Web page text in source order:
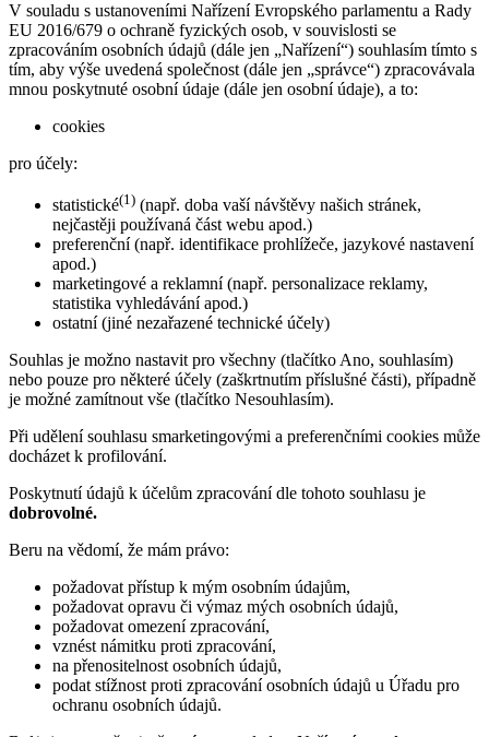
V souladu s ustanoveními Nařízení Evropského parlamentu a Rady
EU 2016/679 o ochraně fyzických osob, v souvislosti se
zpracováním osobních údajů (dále jen „Nařízení“) souhlasím tímto s
tím, aby výše uvedená společnost (dále jen „správce“) zpracovávala
mnou poskytnuté osobní údaje (dále jen osobní údaje), a to:
cookies
pro účely:
statistické(1) (např. doba vaší návštěvy našich stránek,
nejčastěji používaná část webu apod.)
preferenční (např. identifikace prohlížeče, jazykové nastavení
apod.)
marketingové a reklamní (např. personalizace reklamy,
statistika vyhledávání apod.)
ostatní (jiné nezařazené technické účely)
Souhlas je možno nastavit pro všechny (tlačítko Ano, souhlasím)
nebo pouze pro některé účely (zaškrtnutím příslušné části), případně
je možné zamítnout vše (tlačítko Nesouhlasím).
Při udělení souhlasu smarketingovými a preferenčními cookies může
docházet k profilování.
Poskytnutí údajů k účelům zpracování dle tohoto souhlasu je
dobrovolné.
Beru na vědomí, že mám právo:
požadovat přístup k mým osobním údajům,
požadovat opravu či výmaz mých osobních údajů,
požadovat omezení zpracování,
vznést námitku proti zpracování,
na přenositelnost osobních údajů,
podat stížnost proti zpracování osobních údajů u Úřadu pro
ochranu osobních údajů.